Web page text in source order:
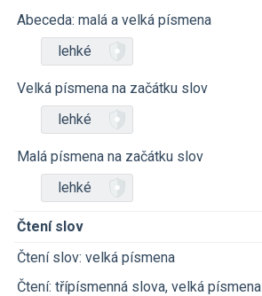
Abeceda: malá a velká písmena
lehké
Velká písmena na začátku slov
lehké
Malá písmena na začátku slov
lehké
Čtení slov
Čtení slov: velká písmena
Čtení: třípísmenná slova, velká písmena